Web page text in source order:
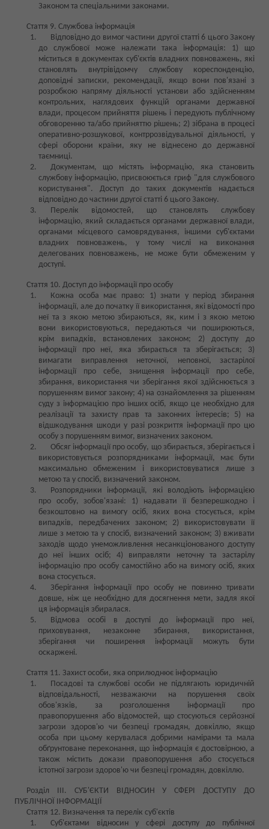
Законом та спеціальними законами.
Стаття 9. Службова інформація
Відповідно до вимог частини другої статті 6 цього Закону
до службової може належати така інформація: 1) що
міститься в документах суб'єктів владних повноважень, які
становлять внутрівідомчу службову кореспонденцію,
доповідні записки, рекомендації, якщо вони пов'язані з
розробкою напряму діяльності установи або здійсненням
контрольних, наглядових функцій органами державної
влади, процесом прийняття рішень і передують публічному
обговоренню та/або прийняттю рішень; 2) зібрана в процесі
оперативно-розшукової, контррозвідувальної діяльності, у
сфері оборони країни, яку не віднесено до державної
таємниці.
Документам, що містять інформацію, яка становить
службову інформацію, присвоюється гриф "для службового
користування". Доступ до таких документів надається
відповідно до частини другої статті 6 цього Закону.
Перелік відомостей, що становлять службову
інформацію, який складається органами державної влади,
органами місцевого самоврядування, іншими суб'єктами
владних повноважень, у тому числі на виконання
делегованих повноважень, не може бути обмеженим у
доступі.
Стаття 10. Доступ до інформації про особу
Кожна особа має право: 1) знати у період збирання
інформації, але до початку її використання, які відомості про
неї та з якою метою збираються, як, ким і з якою метою
вони використовуються, передаються чи поширюються,
крім випадків, встановлених законом; 2) доступу до
інформації про неї, яка збирається та зберігається; 3)
вимагати виправлення неточної, неповної, застарілої
інформації про себе, знищення інформації про себе,
збирання, використання чи зберігання якої здійснюється з
порушенням вимог закону; 4) на ознайомлення за рішенням
суду з інформацією про інших осіб, якщо це необхідно для
реалізації та захисту прав та законних інтересів; 5) на
відшкодування шкоди у разі розкриття інформації про цю
особу з порушенням вимог, визначених законом.
Обсяг інформації про особу, що збирається, зберігається і
використовується розпорядниками інформації, має бути
максимально обмеженим і використовуватися лише з
метою та у спосіб, визначений законом.
Розпорядники інформації, які володіють інформацією
про особу, зобов'язані: 1) надавати її безперешкодно і
безкоштовно на вимогу осіб, яких вона стосується, крім
випадків, передбачених законом; 2) використовувати її
лише з метою та у спосіб, визначений законом; 3) вживати
заходів щодо унеможливлення несанкціонованого доступу
до неї інших осіб; 4) виправляти неточну та застарілу
інформацію про особу самостійно або на вимогу осіб, яких
вона стосується.
Зберігання інформації про особу не повинно тривати
довше, ніж це необхідно для досягнення мети, задля якої
ця інформація збиралася.
Відмова особі в доступі до інформації про неї,
приховування, незаконне збирання, використання,
зберігання чи поширення інформації можуть бути
оскаржені.
Стаття 11. Захист особи, яка оприлюднює інформацію
Посадові та службові особи не підлягають юридичній
відповідальності, незважаючи на порушення своїх
обов'язків, за розголошення інформації про
правопорушення або відомостей, що стосуються серйозної
загрози здоров'ю чи безпеці громадян, довкіллю, якщо
особа при цьому керувалася добрими намірами та мала
обґрунтоване переконання, що інформація є достовірною, а
також містить докази правопорушення або стосується
істотної загрози здоров'ю чи безпеці громадян, довкіллю.
Розділ III. СУБ'ЄКТИ ВІДНОСИН У СФЕРІ ДОСТУПУ ДО
ПУБЛІЧНОЇ ІНФОРМАЦІЇ
Стаття 12. Визначення та перелік суб'єктів
Суб'єктами відносин у сфері доступу до публічної